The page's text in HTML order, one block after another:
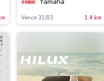
Vence 31/03 1.4 km